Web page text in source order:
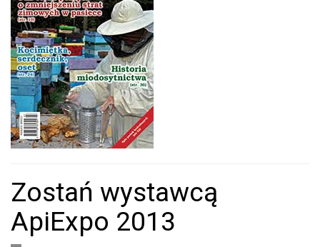
Zostań wystawcą
ApiExpo 2013